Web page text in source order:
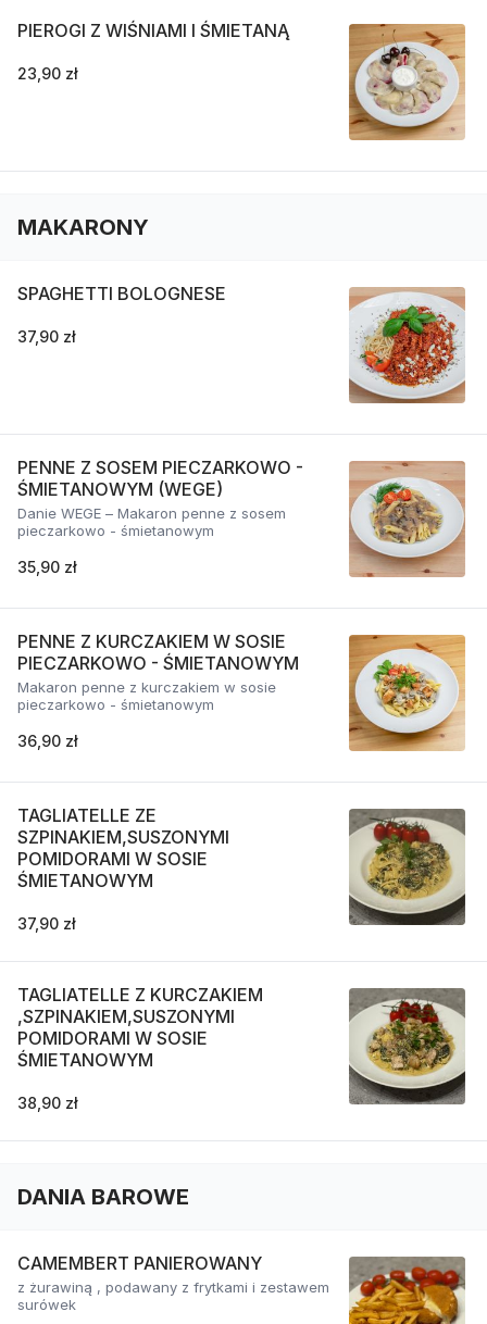
PIEROGI Z WIŚNIAMI I ŚMIETANĄ
23,90 zł
MAKARONY
SPAGHETTI BOLOGNESE
37,90 zł
PENNE Z SOSEM PIECZARKOWO -
ŚMIETANOWYM (WEGE)
Danie WEGE – Makaron penne z sosem
pieczarkowo - śmietanowym
35,90 zł
PENNE Z KURCZAKIEM W SOSIE
PIECZARKOWO - ŚMIETANOWYM
Makaron penne z kurczakiem w sosie
pieczarkowo - śmietanowym
36,90 zł
TAGLIATELLE ZE
SZPINAKIEM,SUSZONYMI
POMIDORAMI W SOSIE
ŚMIETANOWYM
37,90 zł
TAGLIATELLE Z KURCZAKIEM
,SZPINAKIEM,SUSZONYMI
POMIDORAMI W SOSIE
ŚMIETANOWYM
38,90 zł
DANIA BAROWE
CAMEMBERT PANIEROWANY
z żurawiną , podawany z frytkami i zestawem
surówek